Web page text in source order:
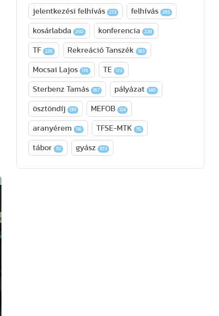
jelentkezési felhívás 273 felhívás 265
kosárlabda 250 konferencia 228
TF 226 Rekreáció Tanszék 183
Mocsai Lajos 176 TE 173
Sterbenz Tamás 167 pályázat 140
ösztöndíj 139 MEFOB 124
aranyérem 116 TFSE-MTK 115
tábor 112 gyász 103